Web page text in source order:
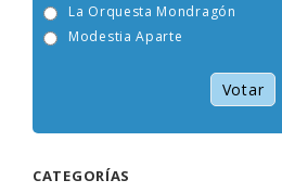
La Orquesta Mondragón
Modestia Aparte
Votar